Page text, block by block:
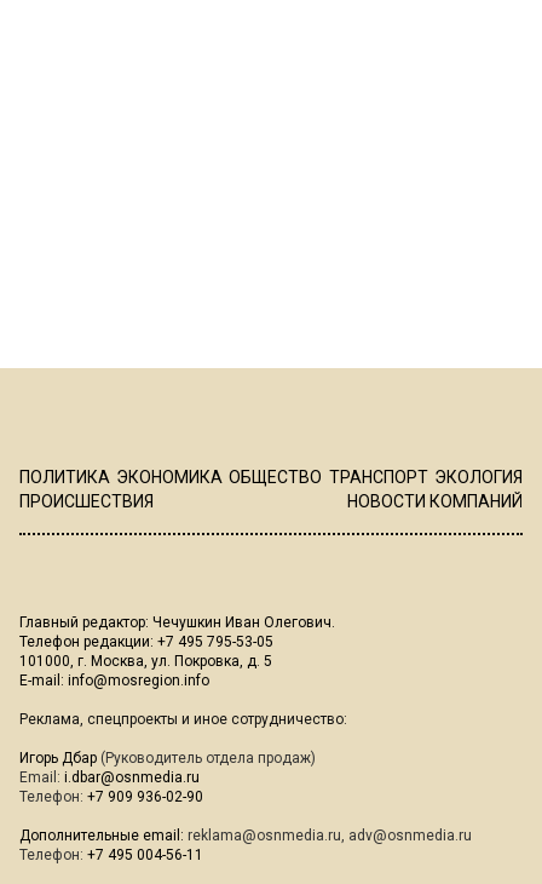
ПОЛИТИКА ЭКОНОМИКА ОБЩЕСТВО ТРАНСПОРТ ЭКОЛОГИЯ
ПРОИСШЕСТВИЯ
НОВОСТИ КОМПАНИЙ
Главный редактор: Чечушкин Иван Олегович.
Телефон редакции: +7 495 795-53-05
101000, г. Москва, ул. Покровка, д. 5
E-mail: info@mosregion.info
Реклама, спецпроекты и иное сотрудничество:
Игорь Дбар (Руководитель отдела продаж)
Email: i.dbar@osnmedia.ru
Телефон: +7 909 936-02-90
Дополнительные email: reklama@osnmedia.ru, adv@osnmedia.ru
Телефон: +7 495 004-56-11